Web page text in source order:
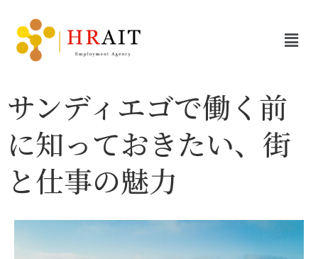
サンディエゴで働く前
に知っておきたい、街
と仕事の魅力